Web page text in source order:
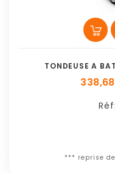
TONDEUSE A
Réf:
*** reprise